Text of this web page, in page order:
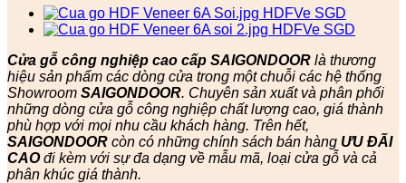
Cửa gỗ công nghiệp cao cấp SAIGONDOOR là thương
hiệu sản phẩm các dòng cửa trong một chuỗi các hệ thống
Showroom SAIGONDOOR. Chuyên sản xuất và phân phối
những dòng cửa gỗ công nghiệp chất lượng cao, giá thành
phù hợp với mọi nhu cầu khách hàng. Trên hết,
SAIGONDOOR còn có những chính sách bán hàng ƯU ĐÃI
CAOđi kèm với sự đa dạng về mẫu mã, loại cửa gỗ và cả
phân khúc giá thành.